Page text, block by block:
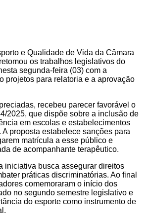
e Qualidade de Vida da Câmara
os trabalhos legislativos do
segunda-feira (03) com a
projetos para relatoria e a aprovação
recebeu parecer favorável o
2025, que dispõe sobre a inclusão de
em escolas e estabelecimentos
proposta estabelece sanções para
matrícula a esse público e
de acompanhante terapêutico.
iniciativa busca assegurar direitos
práticas discriminatórias. Ao final
comemoraram o início dos
no segundo semestre legislativo e
do esporte como instrumento de